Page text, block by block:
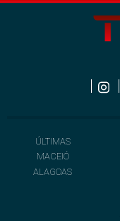
ÚLTIMAS
MACEIÓ
ALAGOAS